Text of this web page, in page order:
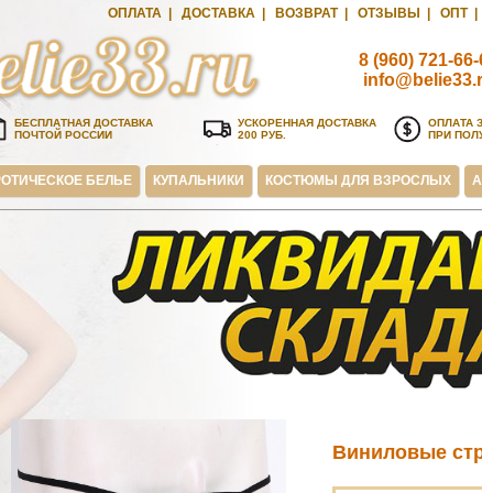
ОПЛАТА| ДОСТАВКА| ВОЗВРАТ| ОТЗЫВЫ ОПТ|
8 (960) 721-66-
БЕСПЛАТНАЯ ДОСТАВКА
ПОЧТОЙ РОССИИ
УСКОРЕННАЯ ДОСТАВКА
200 РУБ.
ОПЛАТА
ПРИ
БЕЛЬЕ КУПАЛЬНИКИ КОСТЮМЫ ДЛЯ ВЗРОСЛЫХ
Виниловые